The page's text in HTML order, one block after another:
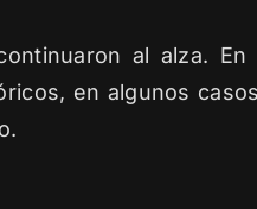
al alza.
en algunos